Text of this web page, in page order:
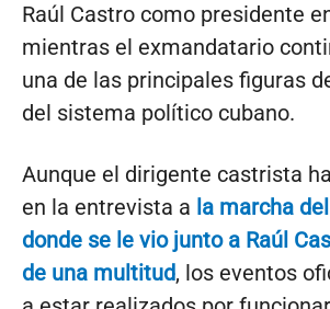
Raúl Castro como presidente
mientras el exmandatario
una de las principales figuras
del sistema político cubano.
Aunque el dirigente castrista
en la entrevista a la marcha
donde se le vio junto a Raúl
de una multitud, los eventos